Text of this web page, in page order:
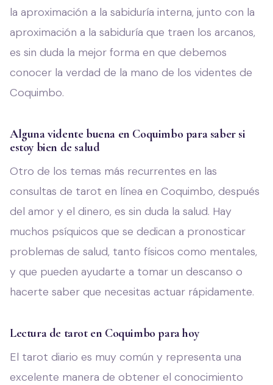
la aproximación a la sabiduría interna, junto con la
aproximación a la sabiduría que traen los arcanos,
es sin duda la mejor forma en que debemos
conocer la verdad de la mano de los videntes de
Coquimbo.
Alguna vidente buena en Coquimbo para saber si
estoy bien de salud
Otro de los temas más recurrentes en las
consultas de tarot en línea en Coquimbo, después
del amor y el dinero, es sin duda la salud. Hay
muchos psíquicos que se dedican a pronosticar
problemas de salud, tanto físicos como mentales,
y que pueden ayudarte a tomar un descanso o
hacerte saber que necesitas actuar rápidamente.
Lectura de tarot en Coquimbo para hoy
El tarot diario es muy común y representa una
excelente manera de obtener el conocimiento